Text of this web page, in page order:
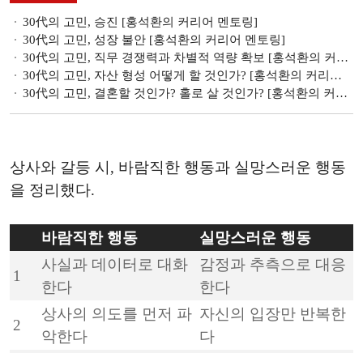
30代의 고민, 승진 [홍석환의 커리어 멘토링]
30代의 고민, 성장 불안 [홍석환의 커리어 멘토링]
30代의 고민, 직무 경쟁력과 차별적 역량 확보 [홍석환의 커리어 멘토링]
30代의 고민, 자산 형성 어떻게 할 것인가? [홍석환의 커리어 멘토링]
30代의 고민, 결혼할 것인가? 홀로 살 것인가? [홍석환의 커리어 멘토링]
상사와 갈등 시, 바람직한 행동과 실망스러운 행동
을 정리했다.
바람직한 행동 실망스러운 행동
1
사실과 데이터로 대화
한다
감정과 추측으로 대응
한다
2
상사의 의도를 먼저 파
악한다
자신의 입장만 반복한
다